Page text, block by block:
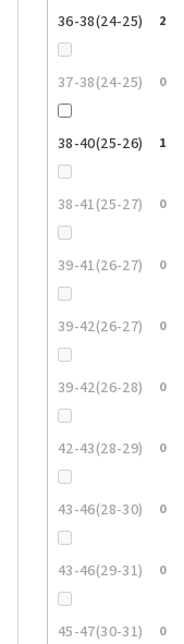
36-38(24-25) 2
37-38(24-25) 0
38-40(25-26) 1
38-41(25-27) 0
39-41(26-27) 0
39-42(26-27) 0
39-42(26-28) 0
42-43(28-29) 0
43-46(28-30) 0
43-46(29-31) 0
45-47(30-31) 0